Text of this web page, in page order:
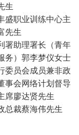
生
盛职业训练中心主
先生
署助理署长（青年
务）郭李梦仪女士
委员会成员兼非政
事会网络计划督导
席廖达贤先生
总裁蔡海伟先生